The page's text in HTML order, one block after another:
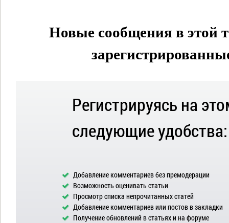
Новые сообщения в этой
Регистрируясь на
следующие удобства:
Добавление комментариев без премодерации
Возможность оценивать статьи
Просмотр списка непрочитанных статей
Добавление комментариев или постов в закладки
Получение обновлений в статьях и на форуме